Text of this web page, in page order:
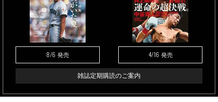
8/6 発売 4/16 発売
雑誌定期購読のご案内